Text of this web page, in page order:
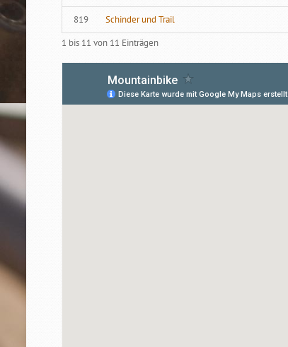
819 Schinder und Trail
1 bis 11 von 11 Einträgen